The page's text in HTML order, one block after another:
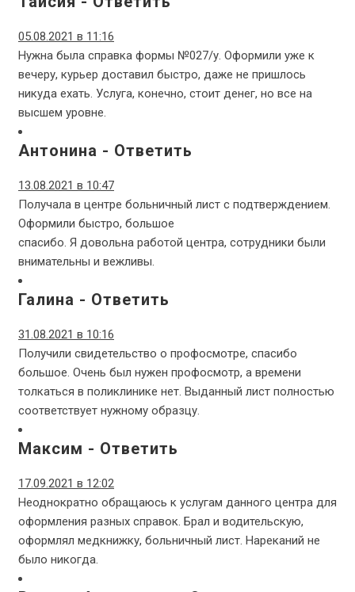
05.08.2021 в 11:16
Нужна была справка формы №027/у. Оформили уже к
вечеру, курьер доставил быстро, даже не пришлось
никуда ехать. Услуга, конечно, стоит денег, но все на
высшем уровне.
Антонина - Ответить
13.08.2021 в 10:47
Получала в центре больничный лист с подтверждением.
Оформили быстро, большое
спасибо. Я довольна работой центра, сотрудники были
внимательны и вежливы.
Галина - Ответить
31.08.2021 в 10:16
Получили свидетельство о профосмотре, спасибо
большое. Очень был нужен профосмотр, а времени
толкаться в поликлинике нет. Выданный лист полностью
соответствует нужному образцу.
Максим - Ответить
17.09.2021 в 12:02
Неоднократно обращаюсь к услугам данного центра для
оформления разных справок. Брал и водительскую,
оформлял медкнижку, больничный лист. Нареканий не
было никогда.